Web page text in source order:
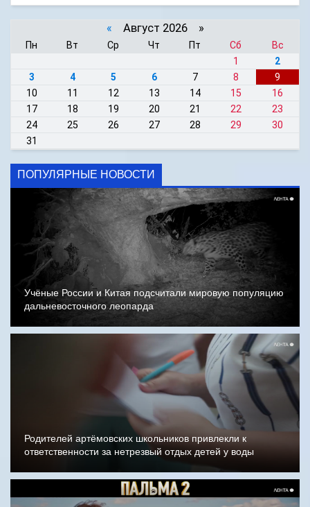
« Август 2026 »
Пн Вт Ср Чт Пт Сб
Вс
1
2
3
4 5 6 7 8
9
10
11 12 13 14 15
16
17
18 19 20 21 22
23
24
25 26 27 28 29
30
31
ПОПУЛЯРНЫЕ НОВОСТИ
Учёные России и Китая подсчитали мировую популяцию
дальневосточного леопарда
Родителей артёмовских школьников привлекли к
ответственности за нетрезвый отдых детей у воды